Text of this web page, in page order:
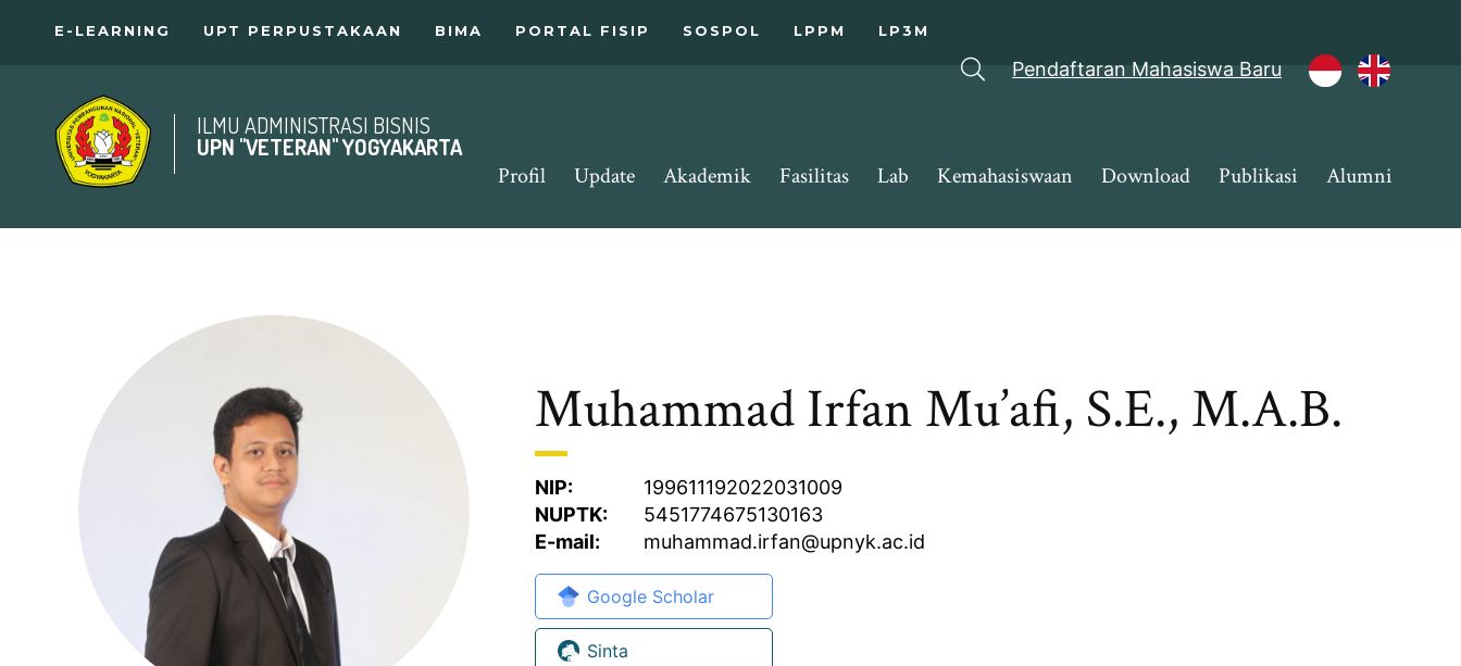
E-LEARNING UPT PERPUSTAKAAN BIMA PORTAL FISIP SOSPOL LPPM LP3M
Pendaftaran Mahasiswa Baru
ILMU ADMINISTRASI BISNIS
UPN "VETERAN" YOGYAKARTA
Profil
Update Akademik Fasilitas Lab Kemahasiswaan Download Publikasi Alumni
Muhammad Irfan Mu’afi, S.E., M.A.B.
NIP:
199611192022031009
NUPTK:
5451774675130163
E-mail:
muhammad.irfan@upnyk.ac.id
Google Scholar
Sinta